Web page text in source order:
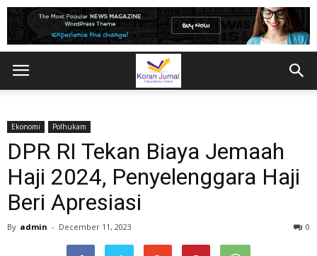
Ekonomi Polhukam
DPR RI Tekan Biaya Jemaah
Haji 2024, Penyelenggara Haji
Beri Apresiasi
By admin - December 11, 2023 0